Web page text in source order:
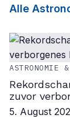
Alle
ASTRONOMIE
zuvor
5. August